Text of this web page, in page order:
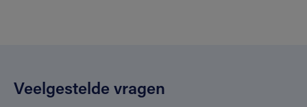
Veelgestelde vragen